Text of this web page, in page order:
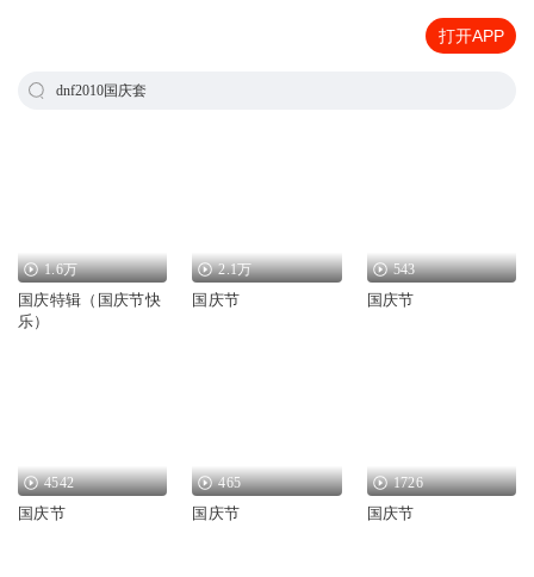
打开APP
dnf2010国庆套
1.6万
国庆特辑（国庆节快
乐）
2.1万
国庆节
543
国庆节
4542
国庆节
465
国庆节
1726
国庆节